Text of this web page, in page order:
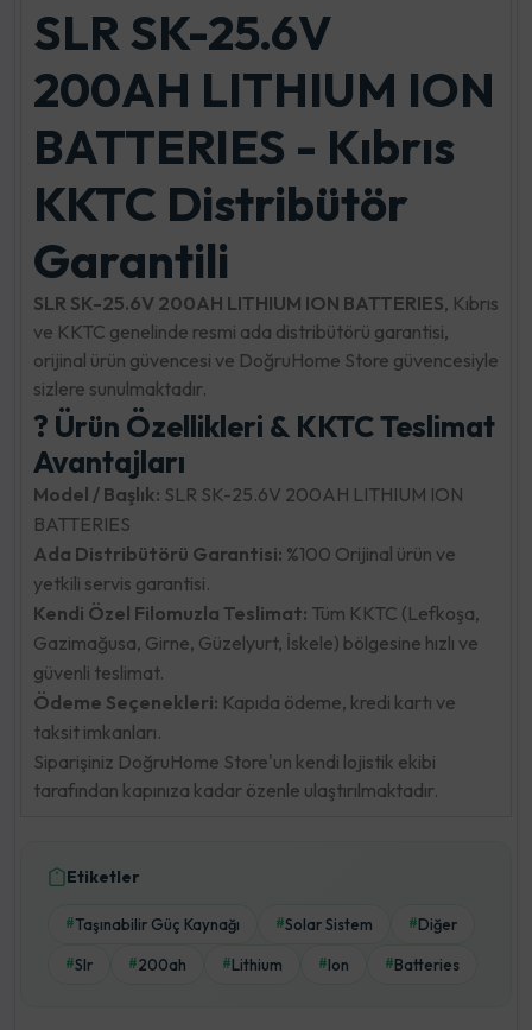
SLR SK-25.6V
200AH LITHIUM ION
BATTERIES - Kıbrıs
KKTC Distribütör
Garantili
SLR SK-25.6V 200AH LITHIUM ION BATTERIES, Kıbrıs
ve KKTC genelinde resmi ada distribütörü garantisi,
orijinal ürün güvencesi ve DoğruHome Store güvencesiyle
sizlere sunulmaktadır.
? Ürün Özellikleri & KKTC Teslimat
Avantajları
Model / Başlık: SLR SK-25.6V 200AH LITHIUM ION
BATTERIES
Ada Distribütörü Garantisi: %100 Orijinal ürün ve
yetkili servis garantisi.
Kendi Özel Filomuzla Teslimat: Tüm KKTC (Lefkoşa,
Gazimağusa, Girne, Güzelyurt, İskele) bölgesine hızlı ve
güvenli teslimat.
Ödeme Seçenekleri: Kapıda ödeme, kredi kartı ve
taksit imkanları.
Siparişiniz DoğruHome Store'un kendi lojistik ekibi
tarafından kapınıza kadar özenle ulaştırılmaktadır.
Etiketler
#Taşınabilir Güç Kaynağı #Solar Sistem #Diğer
#Slr #200ah #Lithium #Ion #Batteries